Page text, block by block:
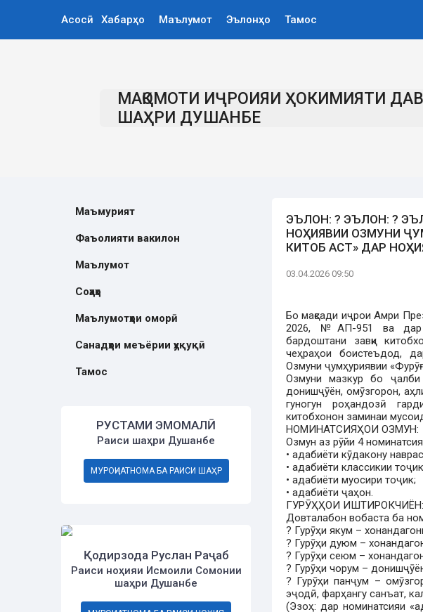
Асосӣ Хабарҳо Маълумот Эълонҳо Тамос
МАҚОМОТИ ИҶРОИЯИ ҲОКИМИЯТИ
ШАҲРИ ДУШАНБЕ
Маъмурият
Фаъолияти вакилон
Маълумот
Соҳаҳо
Маълумотҳои оморӣ
Санадҳои меъёрии ҳуқуқӣ
Тамос
РУСТАМИ ЭМОМАЛӢ
Раиси шаҳри Душанбе
МУРОҶИАТНОМА БА РАИСИ ШАҲР
Қодирзода Руслан Раҷаб
Раиси ноҳияи Исмоили Сомонии
шаҳри Душанбе
ЭЪЛОН: ? ЭЪЛОН: ?
НОҲИЯВИИ ОЗМУНИ
КИТОБ АСТ» ДАР
03.04.2026 09:50
Бо мақсади иҷрои Амри
2026, №АП-951 ва дар
бардоштани завқи
чеҳраҳои боистеъдод,
Озмуни ҷумҳуриявии
Озмуни мазкур бо
донишҷӯён, омӯзгорон,
гуногун роҳандозӣ
китобхонон заминаи
НОМИНАТСИЯҲОИ ОЗМУН:
Озмун аз рӯйи 4
• адабиёти кӯдакону
• адабиёти классикии
• адабиёти муосири тоҷик;
• адабиёти ҷаҳон.
ГУРӮҲҲОИ ИШТИРОКЧИЁН:
Довталабон вобаста ба
? Гурӯҳи якум –
? Гурӯҳи дуюм –
? Гурӯҳи сеюм –
? Гурӯҳи чорум –
? Гурӯҳи панҷум –
эҷодӣ, фарҳангу санъат,
(Эзоҳ: дар номинатсияи